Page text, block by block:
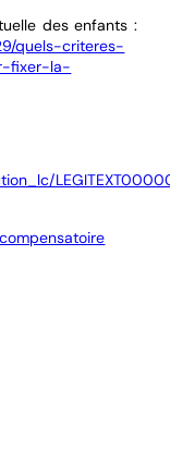
des enfants :
quels-criteres-
fixer-la-